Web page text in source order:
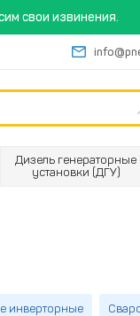
свои извинения.
Дизель генераторные
установки (ДГУ)
инверторные